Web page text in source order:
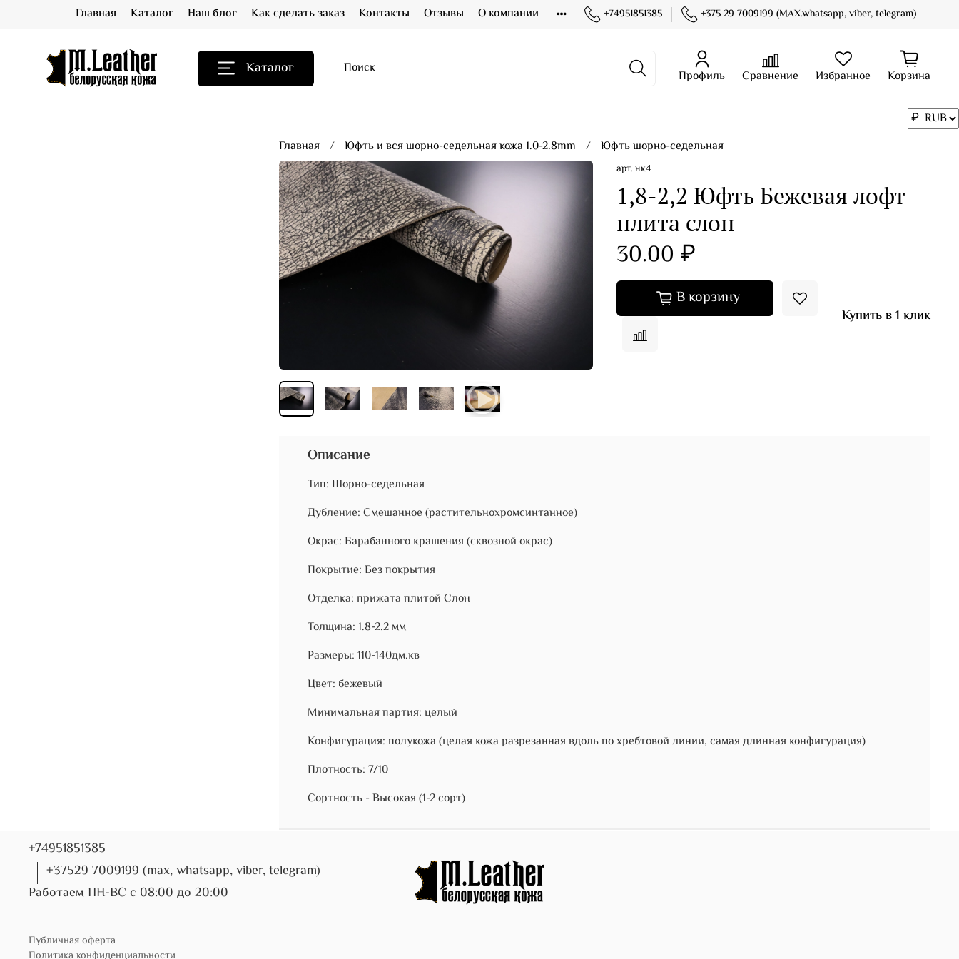
Главная Каталог Наш блог Как сделать заказ Контакты Отзывы О компании +74951851385 +375 29 7009199 (MAX.whatsapp, viber, telegram)
Каталог Профиль Сравнение Избранное Корзина
Главная Юфть и вся шорно-седельная кожа 1.0-2.8mm Юфть шорно-седельная
арт.нк4
1,8-2,2 Юфть Бежевая лофт
плита слон
30.00 ₽
В корзину
Купить в 1 клик
Описание
Тип: Шорно-седельная
Дубление: Смешанное (растительнохромсинтанное)
Окрас: Барабанного крашения (сквозной окрас)
Покрытие: Без покрытия
Отделка: прижата плитой Слон
Толщина: 1.8-2.2 мм
Размеры: 110-140дм.кв
Цвет: бежевый
Минимальная партия: целый
Конфигурация: полукожа (целая кожа разрезанная вдоль по хребтовой линии, самая длинная конфигурация)
Плотность: 7/10
Сортность - Высокая (1-2 сорт)
+74951851385
+37529 7009199 (max, whatsapp, viber, telegram)
Работаем ПН-ВС с 08:00 до 20:00
Публичная оферта